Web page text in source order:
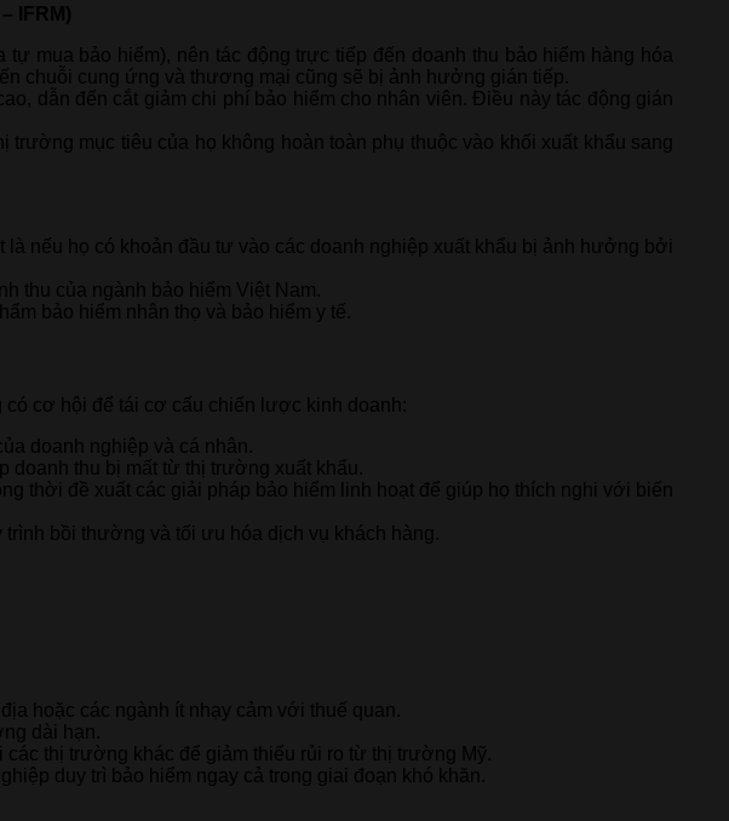
IFRM)
mua bảo hiểm), nên tác động trực tiếp đến doanh thu bảo hiểm hàng hóa
chuỗi cung ứng và thương mại cũng sẽ bị ảnh hưởng gián tiếp.
dẫn đến cắt giảm chi phí bảo hiểm cho nhân viên. Điều này tác động gián
trường mục tiêu của họ không hoàn toàn phụ thuộc vào khối xuất khẩu sang
nếu họ có khoản đầu tư vào các doanh nghiệp xuất khẩu bị ảnh hưởng bởi
thu của ngành bảo hiểm Việt Nam.
bảo hiểm nhân thọ và bảo hiểm y tế.
cơ hội để tái cơ cấu chiến lược kinh doanh:
doanh nghiệp và cá nhân.
doanh thu bị mất từ thị trường xuất khẩu.
thời đề xuất các giải pháp bảo hiểm linh hoạt để giúp họ thích nghi với biến
bồi thường và tối ưu hóa dịch vụ khách hàng.
hoặc các ngành ít nhạy cảm với thuế quan.
dài hạn.
thị trường khác để giảm thiểu rủi ro từ thị trường Mỹ.
duy trì bảo hiểm ngay cả trong giai đoạn khó khăn.